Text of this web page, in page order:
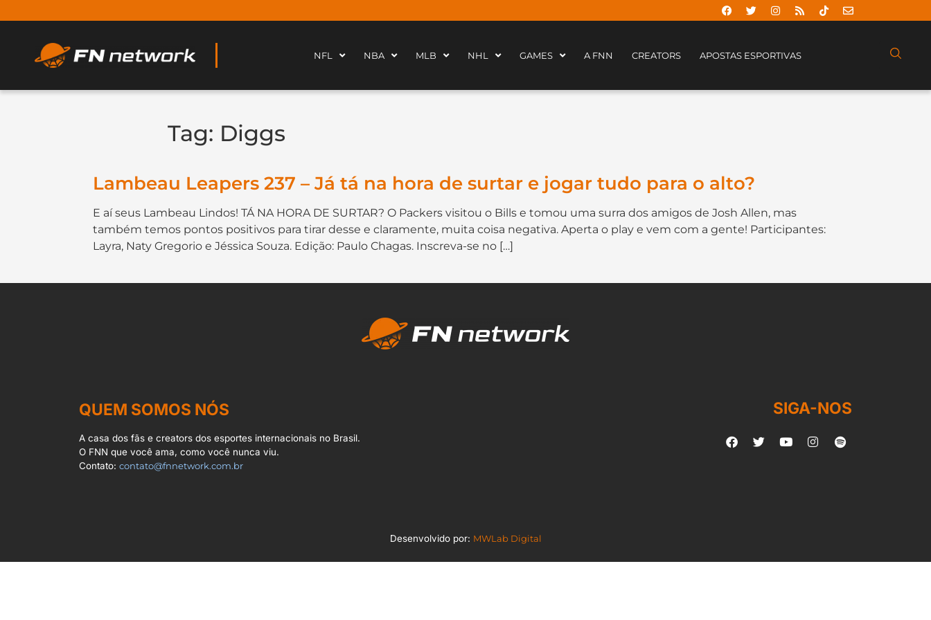
NFL NBA MLB NHL GAMES A FNN CREATORS APOSTAS ESPORTIVAS
Tag: Diggs
Lambeau Leapers 237 – Já tá na hora de surtar e jogar tudo para o alto?
E aí seus Lambeau Lindos! TÁ NA HORA DE SURTAR? O Packers visitou o Bills e tomou uma surra dos amigos de Josh Allen, mas
também temos pontos positivos para tirar desse e claramente, muita coisa negativa. Aperta o play e vem com a gente! Participantes:
Layra, Naty Gregorio e Jéssica Souza. Edição: Paulo Chagas. Inscreva-se no […]
QUEM SOMOS NÓS
A casa dos fãs e creators dos esportes internacionais no Brasil.
O FNN que você ama, como você nunca viu.
Contato:contato@fnnetwork.com.br
SIGA-NOS
Desenvolvido por: MWLab Digital